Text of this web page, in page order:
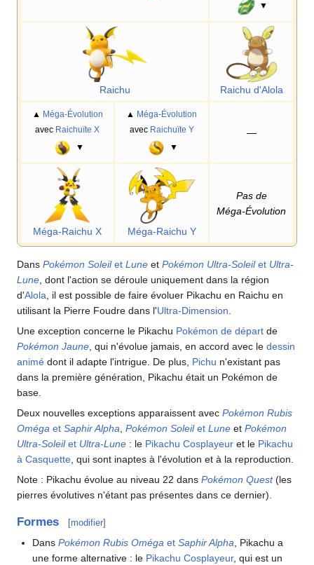
▼
Raichu Raichu d'Alola
▲ Méga-Évolution
avec Raichuïte X
▼
▲ Méga-Évolution
avec Raichuïte Y
▼
—
Méga-Raichu X Méga-Raichu Y
Pas de
Méga-Évolution
Dans Pokémon Soleilet Lune et Pokémon Ultra-Soleilet Ultra-
Lune , dont l'action se déroule uniquement dans la région
d'Alola , il est possible de faire évoluer Pikachu en Raichu en
utilisant la Pierre Foudre dans l'Ultra-Dimension
Une exception concerne le Pikachu Pokémon de départ de
Pokémon Jaune , qui n'évolue jamais, en accord avec le dessin
animé dont il adapte l'intrigue. De plus, Pichu n'existant pas
dans la première génération, Pikachu était un Pokémon de
base.
Deux nouvelles exceptions apparaissent avec Pokémon Rubis
Oméga et Saphir Alpha Pokémon Soleilet Lune et Pokémon
Ultra-Soleilet Ultra-Lune : le Pikachu Cosplayeur et le Pikachu
à Casquette , qui sont inaptes à l'évolution et à la reproduction.
Note : Pikachu évolue au niveau 22 dans Pokémon Quest(les
pierres évolutives n'étant pas présentes dans ce dernier).
Formes [modifier]
DansPokémon Rubis Oméga etSaphir Alpha , Pikachu a
une forme alternative : le Pikachu Cosplayeur, qui est un